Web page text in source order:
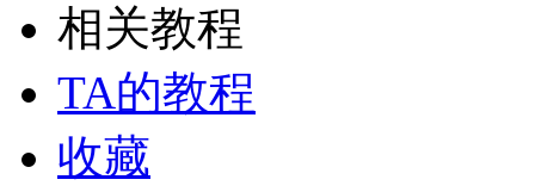
相关教程
TA的教程
收藏